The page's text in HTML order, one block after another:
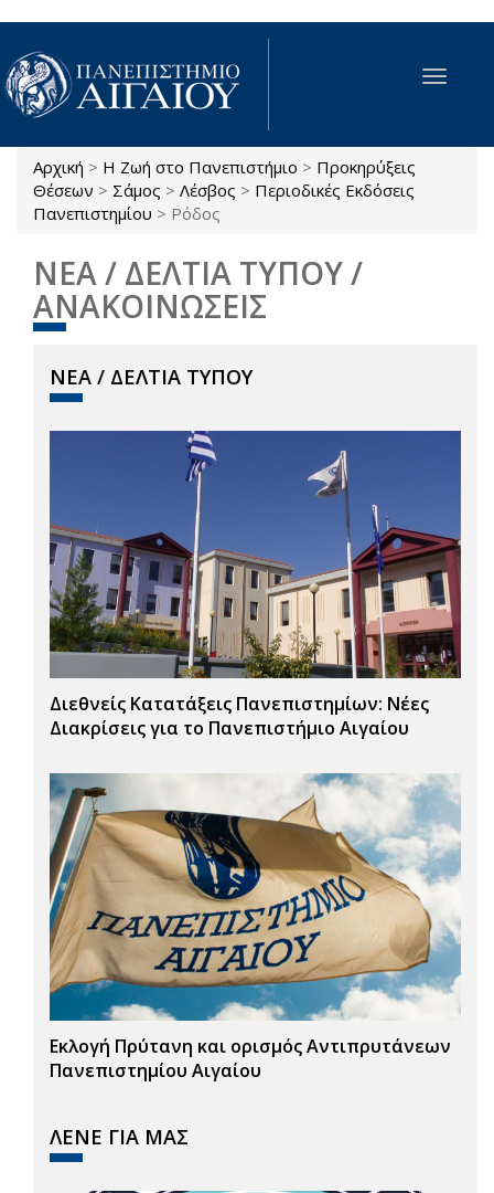
Παράκαμψη προς το κυρίως περιεχόμενο
Toggle
Είστε εδώ
Αρχική > Η Ζωή στο Πανεπιστήμιο > Προκηρύξεις
Θέσεων > Σάμος > Λέσβος > Περιοδικές Εκδόσεις
Πανεπιστημίου > Ρόδος
ΝΕΑ / ΔΕΛΤΙΑ ΤΥΠΟΥ /
ΑΝΑΚΟΙΝΩΣΕΙΣ
ΝΕΑ / ΔΕΛΤΙΑ ΤΥΠΟΥ
Διεθνείς Κατατάξεις Πανεπιστημίων: Νέες
Διακρίσεις για το Πανεπιστήμιο Αιγαίου
Εκλογή Πρύτανη και ορισμός Αντιπρυτάνεων
Πανεπιστημίου Αιγαίου
ΛΕΝΕ ΓΙΑ ΜΑΣ